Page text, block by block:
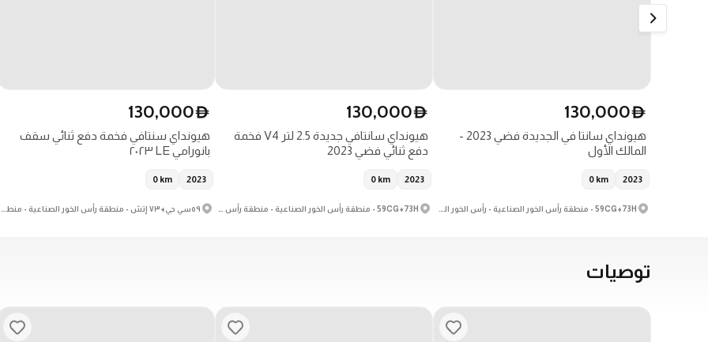
D
130,000
هيونداي سانتا في الجديدة فضي 2023 -
المالك الأول
2023
0 km
D
130,000
هيونداي سانتافي جديدة 2.5 لتر V4 فخمة
دفع ثنائي فضي 2023
2023
0 km
D
130,000
هيونداي سنتافي فخمة دفع ثنائي سقف
بانورامي LE ٢٠٢٣
2023
0 km
توصيات